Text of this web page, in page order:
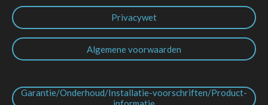
Privacywet
Algemene voorwaarden
Garantie/Onderhoud/Installatie-voorschriften/Product-